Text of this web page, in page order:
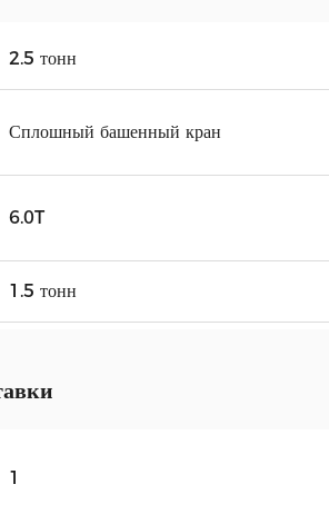
2.5 тонн
Сплошный башенный кран
6.0T
1.5 тонн
1